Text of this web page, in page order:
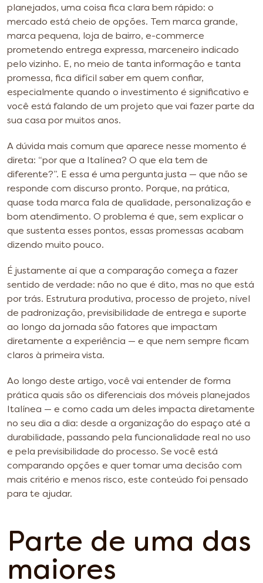
planejados, uma coisa fica clara bem rápido: o
mercado está cheio de opções. Tem marca grande,
marca pequena, loja de bairro, e-commerce
prometendo entrega expressa, marceneiro indicado
pelo vizinho. E, no meio de tanta informação e tanta
promessa, fica difícil saber em quem confiar,
especialmente quando o investimento é significativo e
você está falando de um projeto que vai fazer parte da
sua casa por muitos anos.
A dúvida mais comum que aparece nesse momento é
direta: “por que a Italínea? O que ela tem de
diferente?”. E essa é uma pergunta justa — que não se
responde com discurso pronto. Porque, na prática,
quase toda marca fala de qualidade, personalização e
bom atendimento. O problema é que, sem explicar o
que sustenta esses pontos, essas promessas acabam
dizendo muito pouco.
É justamente aí que a comparação começa a fazer
sentido de verdade: não no que é dito, mas no que está
por trás. Estrutura produtiva, processo de projeto, nível
de padronização, previsibilidade de entrega e suporte
ao longo da jornada são fatores que impactam
diretamente a experiência — e que nem sempre ficam
claros à primeira vista.
Ao longo deste artigo, você vai entender de forma
prática quais são os diferenciais dos móveis planejados
Italínea — e como cada um deles impacta diretamente
no seu dia a dia: desde a organização do espaço até a
durabilidade, passando pela funcionalidade real no uso
e pela previsibilidade do processo. Se você está
comparando opções e quer tomar uma decisão com
mais critério e menos risco, este conteúdo foi pensado
para te ajudar.
Parte de uma das
maiores